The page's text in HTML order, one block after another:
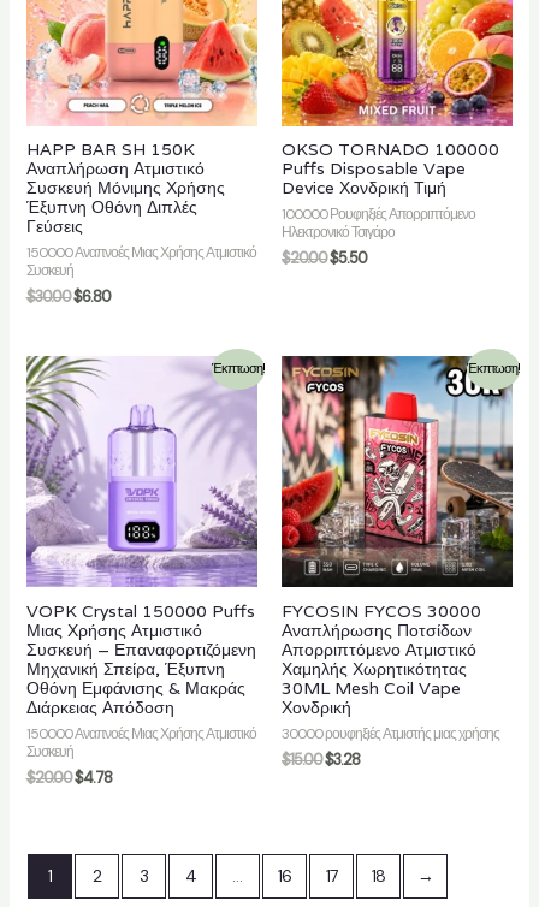
HAPP BAR SH 150K
Αναπλήρωση Ατμιστικό
Συσκευή Μόνιμης Χρήσης
Έξυπνη Οθόνη Διπλές
Γεύσεις
150000 Αναπνοές Μιας Χρήσης Ατμιστικό
Συσκευή
$30.00$6.80
OKSO TORNADO 100000
Puffs Disposable Vape
Device Χονδρική Τιμή
100000 Ρουφηξιές Απορριπτόμενο
Ηλεκτρονικό Τσιγάρο
$20.00$5.50
Έκπτωση!
VOPK Crystal 150000 Puffs
Μιας Χρήσης Ατμιστικό
Συσκευή – Επαναφορτιζόμενη
Μηχανική Σπείρα, Έξυπνη
Οθόνη Εμφάνισης & Μακράς
Διάρκειας Απόδοση
150000 Αναπνοές Μιας Χρήσης Ατμιστικό
Συσκευή
$20.00$4.78
Έκπτωση!
FYCOSIN FYCOS 30000
Αναπλήρωσης Ποτσίδων
Απορριπτόμενο Ατμιστικό
Χαμηλής Χωρητικότητας
30ML Mesh Coil Vape
Χονδρική
30000 ρουφηξιές Ατμιστής μιας χρήσης
$15.00$3.28
1 2 3 4 … 16 17 18 →